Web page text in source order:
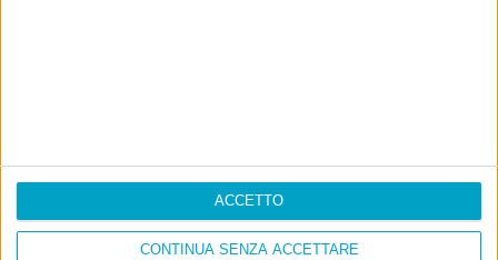
CONTINUA SENZA ACCETTARE
ACCETTO